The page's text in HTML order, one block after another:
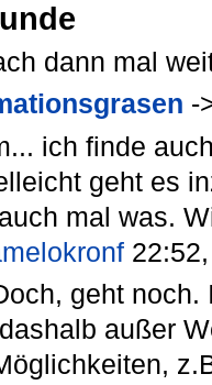
dann mal
-
ich finde
geht es
mal was.
22:52,
geht noch.
außer